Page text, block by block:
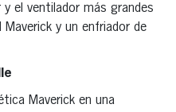
el ventilador más grandes
y un enfriador de
Maverick en una